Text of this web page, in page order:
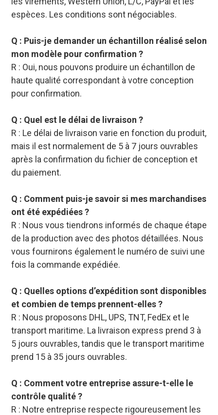
espèces. Les conditions sont négociables.
Q : Puis-je demander un échantillon réalisé selon
mon modèle pour confirmation ?
R : Oui, nous pouvons produire un échantillon de
haute qualité correspondant à votre conception
pour confirmation.
Q : Quel est le délai de livraison ?
R : Le délai de livraison varie en fonction du produit,
mais il est normalement de 5 à 7 jours ouvrables
après la confirmation du fichier de conception et
du paiement.
Q : Comment puis-je savoir si mes marchandises
ont été expédiées ?
R : Nous vous tiendrons informés de chaque étape
de la production avec des photos détaillées. Nous
vous fournirons également le numéro de suivi une
fois la commande expédiée.
Q : Quelles options d’expédition sont disponibles
et combien de temps prennent-elles ?
R : Nous proposons DHL, UPS, TNT, FedEx et le
transport maritime. La livraison express prend 3 à
5 jours ouvrables, tandis que le transport maritime
prend 15 à 35 jours ouvrables.
Q : Comment votre entreprise assure-t-elle le
contrôle qualité ?
R : Notre entreprise respecte rigoureusement les